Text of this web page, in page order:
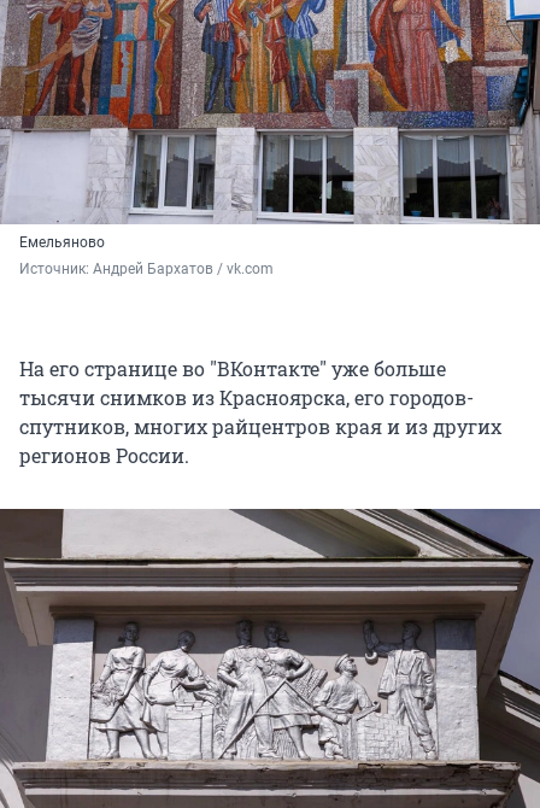
Емельяново
Источник: Андрей Бархатов / vk.com
На его странице во "ВКонтакте" уже больше
тысячи снимков из Красноярска, его городов-
спутников, многих райцентров края и из других
регионов России.